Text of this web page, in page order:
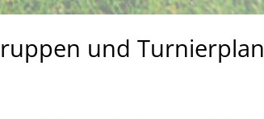
und Turnierplan